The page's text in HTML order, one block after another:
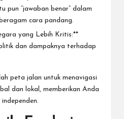
pun “jawaban benar” dalam
cara pandang.
yang Lebih Kritis:**
dan dampaknya terhadap
peta jalan untuk menavigasi
dan lokal, memberikan Anda